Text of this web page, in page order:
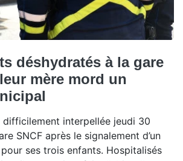
déshydratés à la gare
mère mord un
difficilement interpellée jeudi 30
SNCF après le signalement d’un
ses trois enfants. Hospitalisés